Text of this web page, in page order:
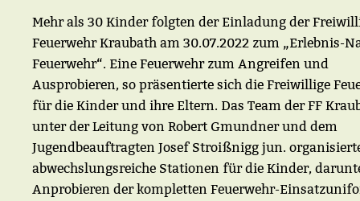
Mehr als 30 Kinder folgten der Einladung der
Feuerwehr Kraubath am 30.07.2022 zum „Erlebnis-
Feuerwehr“. Eine Feuerwehr zum Angreifen und
Ausprobieren, so präsentierte sich die Freiwillige
für die Kinder und ihre Eltern. Das Team der FF
unter der Leitung von Robert Gmundner und dem
Jugendbeauftragten Josef Stroißnigg jun.
abwechslungsreiche Stationen für die Kinder,
Anprobieren der kompletten Feuerwehr-